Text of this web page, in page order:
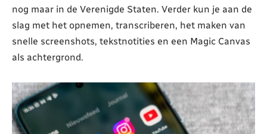
nog maar in de Verenigde Staten. Verder kun je aan de
slag met het opnemen, transcriberen, het maken van
snelle screenshots, tekstnotities en een Magic Canvas
als achtergrond.